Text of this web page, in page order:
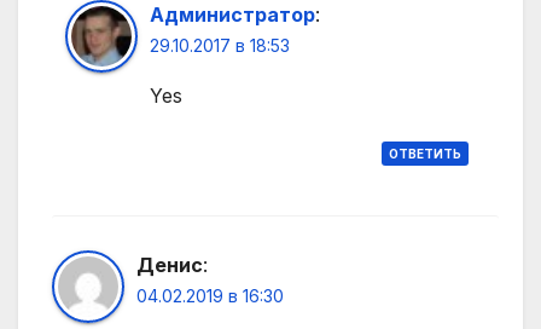
Администратор:
29.10.2017 в 18:53
Yes
ОТВЕТИТЬ
Денис:
04.02.2019 в 16:30